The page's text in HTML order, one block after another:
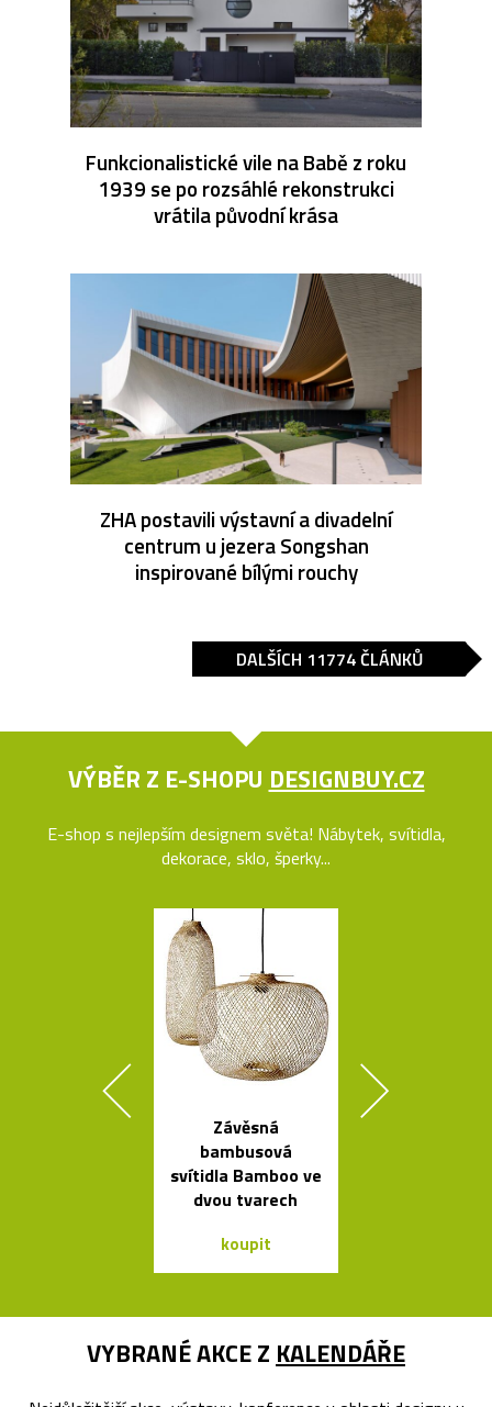
Funkcionalistické vile na Babě z roku
1939 se po rozsáhlé rekonstrukci
vrátila původní krása
ZHA postavili výstavní a divadelní
centrum u jezera Songshan
inspirované bílými rouchy
DALŠÍCH 11774 ČLÁNKŮ
VÝBĚR Z E-SHOPU DESIGNBUY.CZ
E-shop s nejlepším designem světa! Nábytek, svítidla,
dekorace, sklo, šperky...
Závěsná
bambusová
svítidla Bamboo ve
dvou tvarech
koupit
VYBRANÉ AKCE Z KALENDÁŘE